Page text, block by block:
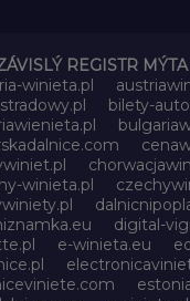
REGISTR
winieta.pl
bilety-
winieta.pl
digital-
e-winieta.eu